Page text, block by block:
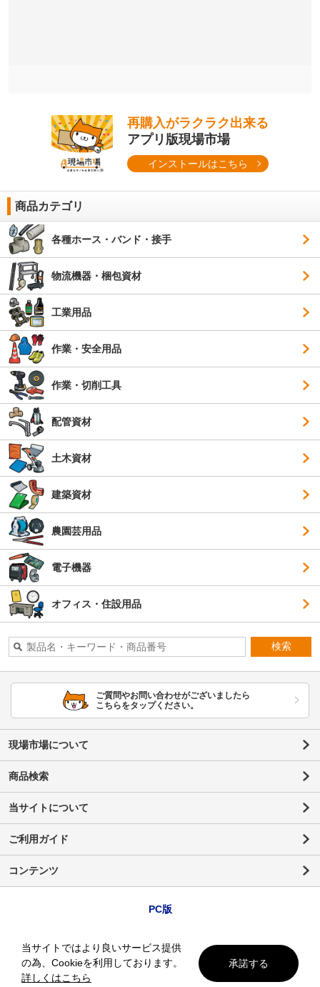
再購入がラクラク出来る
アプリ版現場市場
インストールはこちら
商品カテゴリ
各種ホース・バンド・接手
物流機器・梱包資材
工業用品
作業・安全用品
作業・切削工具
配管資材
土木資材
建築資材
農園芸用品
電子機器
オフィス・住設用品
検索
ご質問やお問い合わせがございましたら
こちらをタップください。
現場市場について
商品検索
当サイトについて
ご利用ガイド
コンテンツ
PC版
当サイトではより良いサービス提供
の為、Cookieを利用しております。
詳しくはこちら
承諾する